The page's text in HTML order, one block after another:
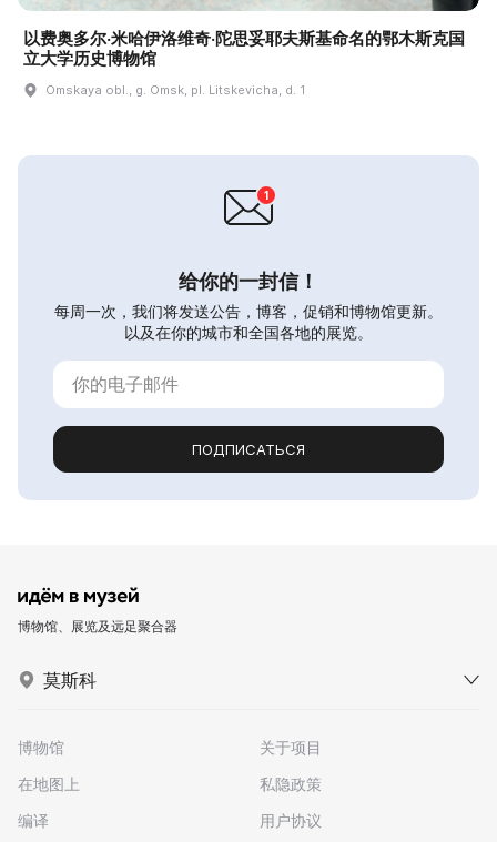
以费奥多尔·米哈伊洛维奇·陀思妥耶夫斯基命名的鄂木斯克国
立大学历史博物馆
Omskaya obl., g. Omsk, pl. Litskevicha, d. 1
给你的一封信！
每周一次，我们将发送公告，博客，促销和博物馆更新。
以及在你的城市和全国各地的展览。
ПОДПИСАТЬСЯ
博物馆、展览及远足聚合器
莫斯科
博物馆
在地图上
编译
关于项目
私隐政策
用户协议